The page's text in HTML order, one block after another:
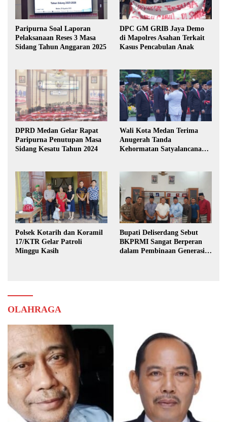
Paripurna Soal Laporan
Pelaksanaan Reses 3 Masa
Sidang Tahun Anggaran 2025
DPC GM GRIB Jaya Demo
di Mapolres Asahan Terkait
Kasus Pencabulan Anak
DPRD Medan Gelar Rapat
Paripurna Penutupan Masa
Sidang Kesatu Tahun 2024
Wali Kota Medan Terima
Anugerah Tanda
Kehormatan Satyalancana
Polsek Kotarih dan Koramil
17/KTR Gelar Patroli
Minggu Kasih
Bupati Deliserdang Sebut
BKPRMI Sangat Berperan
dalam Pembinaan Generasi
OLAHRAGA